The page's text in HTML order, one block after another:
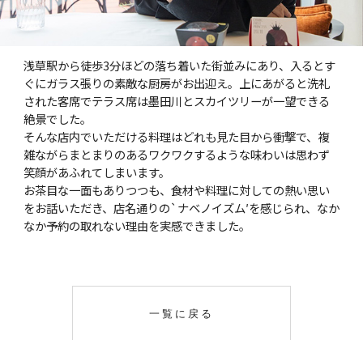
浅草駅から徒歩3分ほどの落ち着いた街並みにあり、入るとす
ぐにガラス張りの素敵な厨房がお出迎え。上にあがると洗礼
された客席でテラス席は墨田川とスカイツリーが一望できる
絶景でした。
そんな店内でいただける料理はどれも見た目から衝撃で、複
雑ながらまとまりのあるワクワクするような味わいは思わず
笑顔があふれてしまいます。
お茶目な一面もありつつも、食材や料理に対しての熱い思い
をお話いただき、店名通りの`ナベノイズム′を感じられ、なか
なか予約の取れない理由を実感できました。
一覧に戻る